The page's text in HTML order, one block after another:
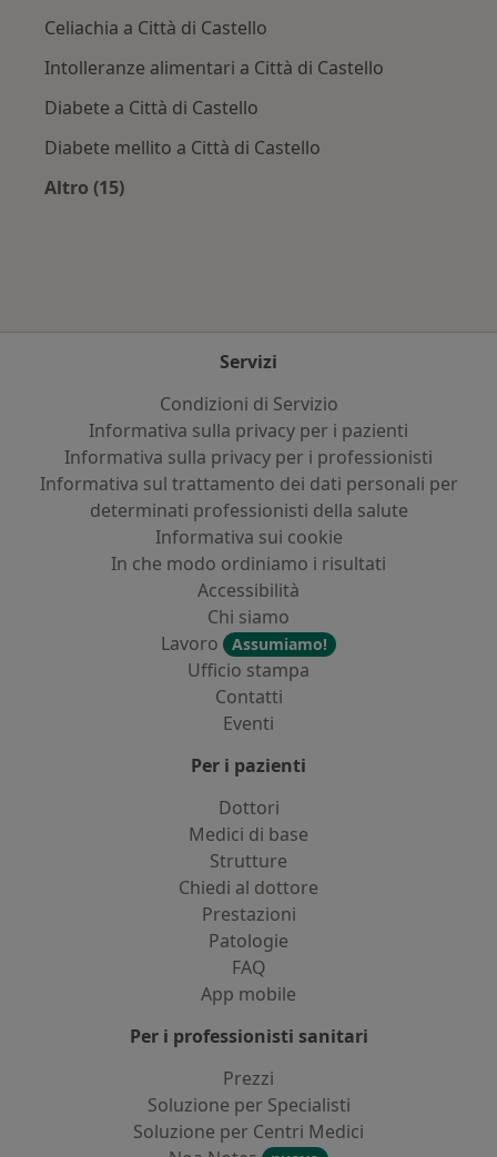
Celiachia a Città di Castello
Intolleranze alimentari a Città di Castello
Diabete a Città di Castello
Diabete mellito a Città di Castello
Altro (15)
Servizi
Condizioni di Servizio
Informativa sulla privacy per i pazienti
Informativa sulla privacy per i professionisti
Informativa sul trattamento dei dati personali per
determinati professionisti della salute
Informativa sui cookie
In che modo ordiniamo i risultati
Accessibilità
Chi siamo
Lavoro
Assumiamo!
Ufficio stampa
Contatti
Eventi
Per i pazienti
Dottori
Medici di base
Strutture
Chiedi al dottore
Prestazioni
Patologie
FAQ
App mobile
Per i professionisti sanitari
Prezzi
Soluzione per Specialisti
Soluzione per Centri Medici